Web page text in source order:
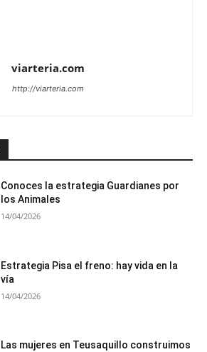
viarteria.com
http://viarteria.com
Conoces la estrategia Guardianes por
los Animales
14/04/2026
Estrategia Pisa el freno: hay vida en la
vía
14/04/2026
Las mujeres en Teusaquillo construimos